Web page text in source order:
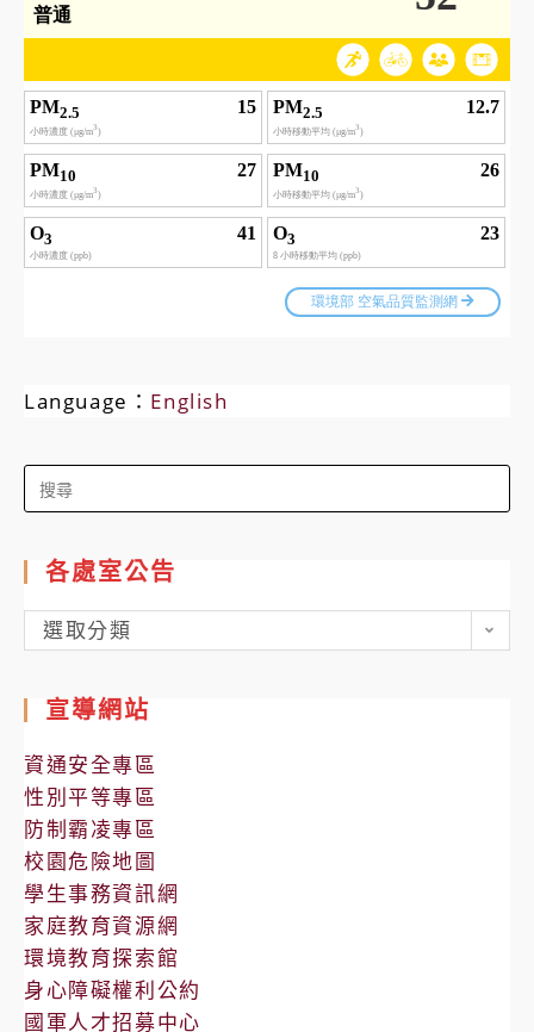
Language： English
Search
for:
各處室公告
各
處
公
告
選取分類
宣導網站
資通安全專區
性別平等專區
防制霸凌專區
校園危險地圖
學生事務資訊網
家庭教育資源網
環境教育探索館
身心障礙權利公約
國軍人才招募中心